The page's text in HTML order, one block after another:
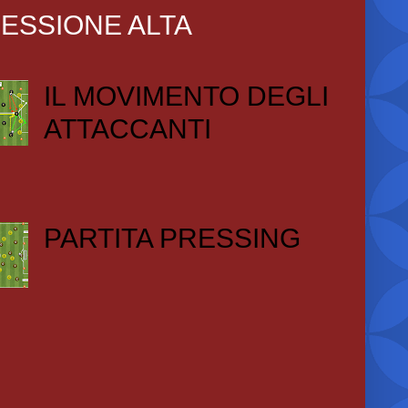
ALTA
IL MOVIMENTO DEGLI
ATTACCANTI
PARTITA PRESSING